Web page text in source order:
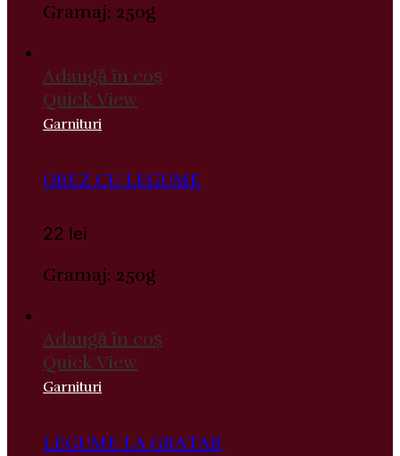
Gramaj: 250g
Adaugă în coș
Quick View
Garnituri
OREZ CU LEGUME
22 lei
Gramaj: 250g
Adaugă în coș
Quick View
Garnituri
LEGUME LA GRATAR